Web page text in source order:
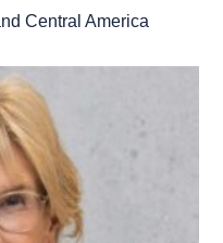
Central America